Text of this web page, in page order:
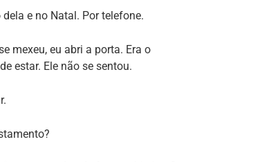
e no Natal. Por telefone.
mexeu, eu abri a porta. Era o
estar. Ele não se sentou.